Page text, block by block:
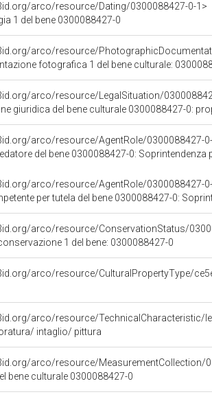
arco/resource/Dating/0300088427-0-1>
1 del bene 0300088427-0
arco/resource/
fotografica 1 del bene culturale:
arco/resource/LegalSituation/
giuridica del bene culturale 0300088427-0:
arco/resource/AgentRole/0300088427-
del bene 0300088427-0: Soprintendenza per i beni
arco/resource/AgentRole/0300088427-
per tutela del bene 0300088427-0:
arco/resource/ConservationStatus/
1 del bene: 0300088427-0
arco/resource/CulturalPropertyType/
arco/resource/TechnicalCharacteristic/
intaglio/ pittura
arco/resource/MeasurementCollection/
bene culturale 0300088427-0